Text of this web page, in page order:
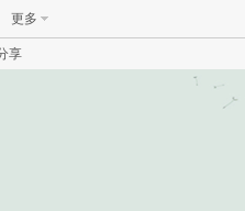
更多
享